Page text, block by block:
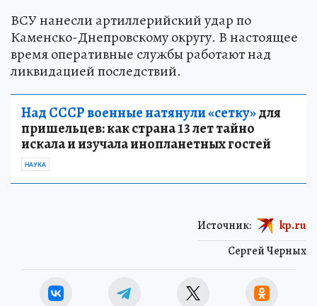
ВСУ нанесли артиллерийский удар по
Каменско-Днепровскому округу. В настоящее
время оперативные службы работают над
ликвидацией последствий.
Над СССР военные натянули «сетку»для
пришельцев: как страна 13 лет тайно
искала и изучала инопланетных гостей
НАУКА
Сергей Черных
Источник: kp.ru